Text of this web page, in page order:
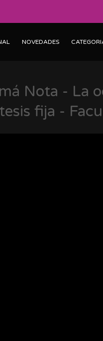
NOVEDADES
Nota - La
fija -